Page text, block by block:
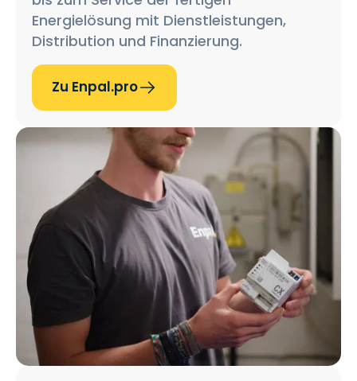
Energielösung mit Dienstleistungen,
Distribution und Finanzierung.
Zu Enpal.pro